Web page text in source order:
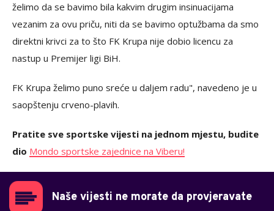
želimo da se bavimo bila kakvim drugim insinuacijama
vezanim za ovu priču, niti da se bavimo optužbama da smo
direktni krivci za to što FK Krupa nije dobio licencu za
nastup u Premijer ligi BiH.
FK Krupa želimo puno sreće u daljem radu", navedeno je u
saopštenju crveno-plavih.
Pratite sve sportske vijesti na jednom mjestu, budite
dio Mondo sportske zajednice na Viberu!
Naše vijesti ne morate da provjeravate